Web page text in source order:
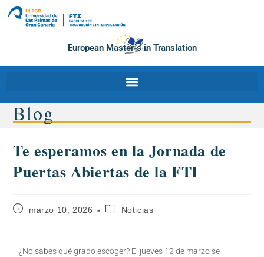
European Master´s in Translation
Blog
Te esperamos en la Jornada de
Puertas Abiertas de la FTI
marzo 10, 2026 Noticias
¿No sabes qué grado escoger? El jueves 12 de marzo se